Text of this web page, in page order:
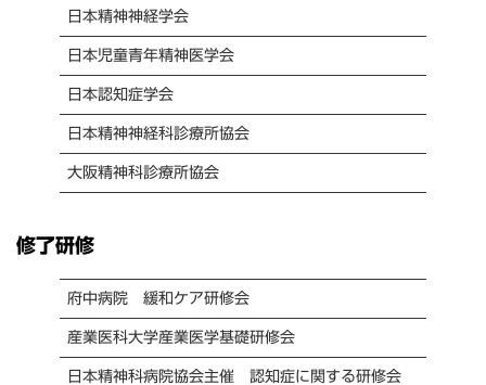
日本精神神経学会
日本児童青年精神医学会
日本認知症学会
日本精神神経科診療所協会
大阪精神科診療所協会
修了研修
府中病院 緩和ケア研修会
産業医科大学産業医学基礎研修会
日本精神科病院協会主催 認知症に関する研修会